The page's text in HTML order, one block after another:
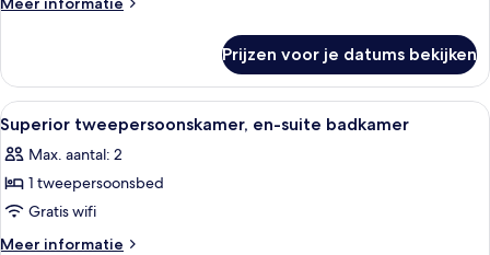
badkamer
laden
Twin
kamer,
en-
suite
badkamer
Prijzen voor je datums bekijken
Alle
foto's
voor
Superior
tweepersoonskamer,
en-
Een moderne badkamer met een
2
Superior tweepersoonskamer, en-suite badkamer
Max. aantal: 2
1 tweepersoonsbed
Gratis wifi
Meer informatie
Meer